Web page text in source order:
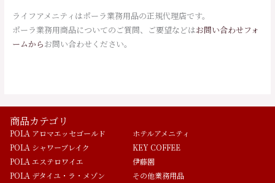
ライフアメニティはポーラ業務用品の正規代理店です。
ポーラ業務用商品についてのご質問、ご要望などはお問い合わせフォ
ームからお問い合わせください。
商品カテゴリ
POLA アロマエッセゴールド
POLA シャワーブレイク
POLA エステロワイエ
POLA デタイユ・ラ・メゾン
ホテルアメニティ
KEY COFFEE
伊藤園
その他業務用品